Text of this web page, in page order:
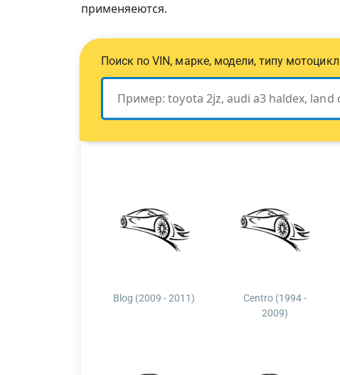
применяеются.
Поиск по VIN, марке, модели, типу
Blog (2009 - 2011)
Centro (1994 -
2009)